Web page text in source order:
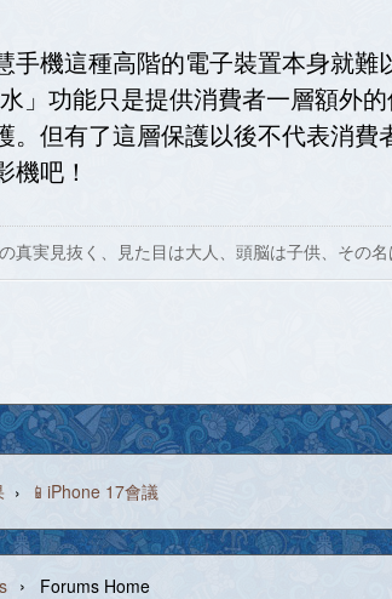
手機這種高階的電子裝置本身就
水」功能只是提供消費者一層額外
。但有了這層保護以後不代表消
機吧！
真実見抜く、見た目は大人、頭脳は子供、その
› 📱iPhone 17會議
› Forums Home